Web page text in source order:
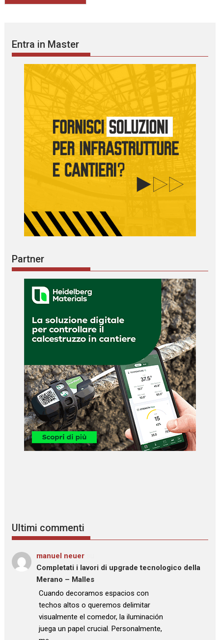
Entra in Master
Partner
Ultimi commenti
manuel neuer
Completati i lavori di upgrade tecnologico della
Merano – Malles
: “
Cuando decoramos espacios con
techos altos o queremos delimitar
visualmente el comedor, la iluminación
juega un papel crucial. Personalmente,